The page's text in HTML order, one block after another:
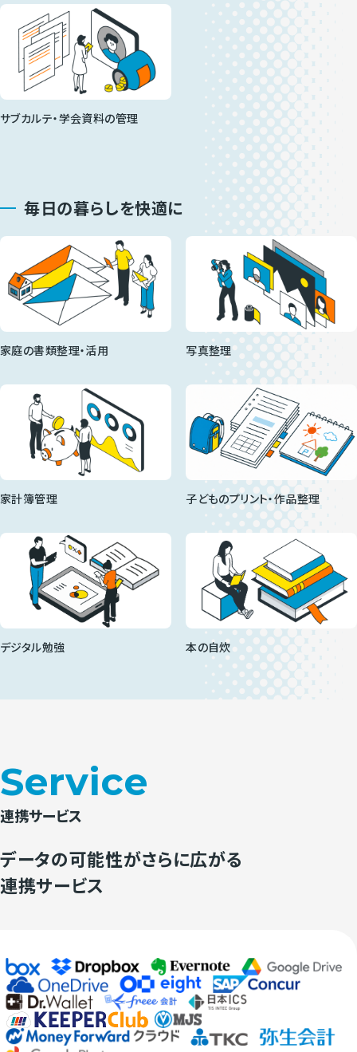
サブカルテ・学会資料の管理
毎日の暮らしを快適に
家庭の書類整理・活用 写真整理
家計簿管理 子どものプリント・作品整理
デジタル勉強 本の自炊
Service
連携サービス
データの可能性がさらに広がる
連携サービス